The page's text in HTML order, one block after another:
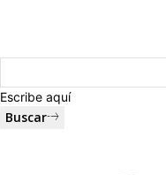
Escribe aquí
Buscar